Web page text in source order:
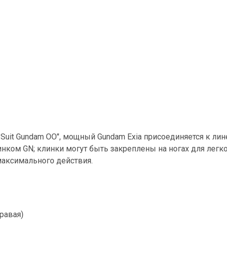
Gundam OO", мощный Gundam Exia присоединяется к
GN; клинки могут быть закреплены на ногах для
действия.